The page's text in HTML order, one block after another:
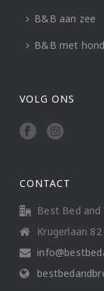
B&B aan zee
B&B met hond
VOLG ONS
CONTACT
Best Bed
Krugerlaan